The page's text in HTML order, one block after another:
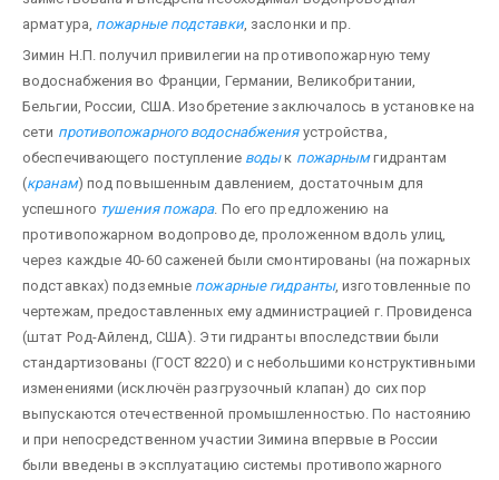
арматура, пожарные подставки, заслонки и пр.
Зимин Н.П. получил привилегии на противопожарную тему
водоснабжения во Франции, Германии, Великобритании,
Бельгии, России, США. Изобретение заключалось в установке на
сети противопожарного водоснабженияустройства,
обеспечивающего поступление водык пожарнымгидрантам
(кранам) под повышенным давлением, достаточным для
успешного тушения пожара. По его предложению на
противопожарном водопроводе, проложенном вдоль улиц,
через каждые 40-60 саженей были смонтированы (на пожарных
подставках) подземные пожарные гидранты, изготовленные по
чертежам, предоставленных ему администрацией г. Провиденса
(штат Род-Айленд, США). Эти гидранты впоследствии были
стандартизованы (ГОСТ 8220) и с небольшими конструктивными
изменениями (исключён разгрузочный клапан) до сих пор
выпускаются отечественной промышленностью. По настоянию
и при непосредственном участии Зимина впервые в России
были введены в эксплуатацию системы противопожарного